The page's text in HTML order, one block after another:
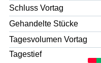
Schluss Vortag
Gehandelte Stücke
Tagesvolumen Vortag
Tagestief